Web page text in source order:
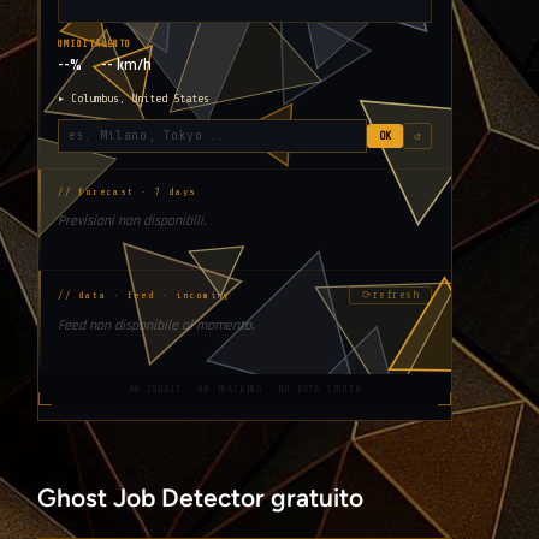
UMIDITÀ
--%
VENTO
-- km/h
▸ Columbus, United States
OK ↺
// forecast · 7 days
Previsioni non disponibili.
// data · feed · incoming ⟳ refresh
Feed non disponibile al momento.
Ghost Job Detector gratuito